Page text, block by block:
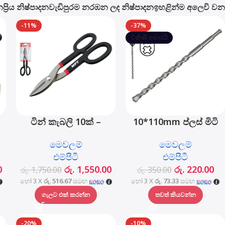
නිෂ්පාදනවැඩිපුරම නරඹන ලද නිෂ්පාදනඉහළින්ම අලෙවි වන
-11%
ටින් කැබලි 10ක් –
මෙවලම්
එම්පීටී
රු.1,750.00 රු. 1,550.00
හෝ 3 Xරු. 516.67සමඟ
ගැලට එක් කරන්න
-37%
විකිණී හමාරයි
10*110mm ප්ලස් මිටි
10110
මෙවලම්
එම්පීටී
රු.350.00 රු. 220.00
හෝ 3 Xරු. 73.33සමඟ
තවත් කියවන්න